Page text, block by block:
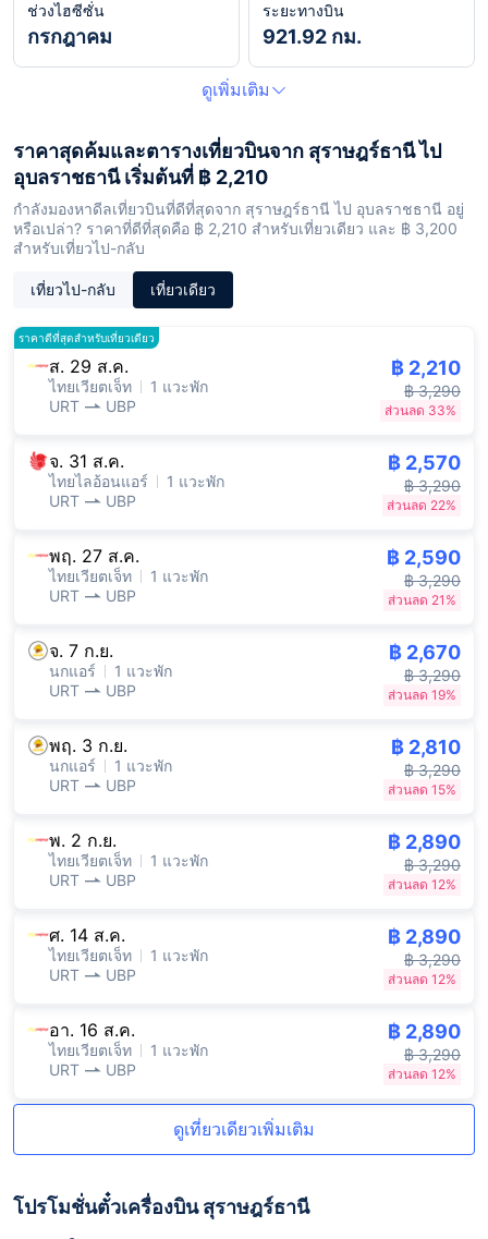
ช่วงไฮซีซั่น
กรกฎาคม
ระยะทางบิน
921.92 กม.
ดูเพิ่มเติม
ราคาสุดค้มและตารางเที่ยวบินจาก สุราษฎร์ธานี ไป
อุบลราชธานี เริ่มต้นที่ ฿ 2,210
กำลังมองหาดีลเที่ยวบินที่ดีที่สุดจาก สุราษฎร์ธานี ไป อุบลราชธานี อยู่
หรือเปล่า? ราคาที่ดีที่สุดคือ ฿ 2,210 สำหรับเที่ยวเดียว และ ฿ 3,200
สำหรับเที่ยวไป-กลับ
เที่ยวไป-กลับ เที่ยวเดียว
ราคาดีที่สุดสำหรับเที่ยวเดียว
ส. 29 ส.ค.
ไทยเวียตเจ็ท
1 แวะพัก
URT
UBP
฿ 2,210
฿ 3,290
ส่วนลด 33%
จ. 31 ส.ค.
ไทยไลอ้อนแอร์
1 แวะพัก
URT
UBP
฿ 2,570
฿ 3,290
ส่วนลด 22%
พฤ. 27 ส.ค.
ไทยเวียตเจ็ท
1 แวะพัก
URT
UBP
฿ 2,590
฿ 3,290
ส่วนลด 21%
จ. 7 ก.ย.
นกแอร์
1 แวะพัก
URT
UBP
฿ 2,670
฿ 3,290
ส่วนลด 19%
พฤ. 3 ก.ย.
นกแอร์
1 แวะพัก
URT
UBP
฿ 2,810
฿ 3,290
ส่วนลด 15%
พ. 2 ก.ย.
ไทยเวียตเจ็ท
1 แวะพัก
URT
UBP
฿ 2,890
฿ 3,290
ส่วนลด 12%
ศ. 14 ส.ค.
ไทยเวียตเจ็ท
1 แวะพัก
URT
UBP
฿ 2,890
฿ 3,290
ส่วนลด 12%
อา. 16 ส.ค.
ไทยเวียตเจ็ท
1 แวะพัก
URT
UBP
฿ 2,890
฿ 3,290
ส่วนลด 12%
ดูเที่ยวเดียวเพิ่มเติม
โปรโมชั่นตั๋วเครื่องบิน สุราษฎร์ธานี